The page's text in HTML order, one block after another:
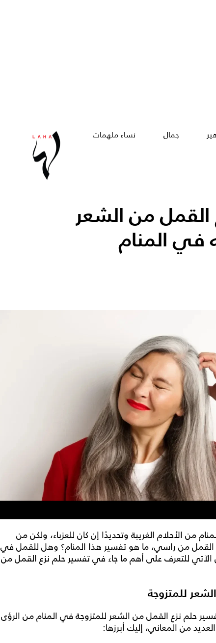
جمال نساء ملهمات
القمل من الشعر
في المنام
من الأحلام الغريبة وتحديدًا إن كان للعزباء، ولكن من
القمل من راسي، ما هو تفسير هذا المنام؟ وهل للقمل في
الآتي للتعرف على أهم ما جاء فيتفسير حلم نزع القمل من
للمتزوجة
حلم نزع القمل من الشعر للمتزوجةفي المنام من الرؤى
من المعاني، إليك أبرزها: